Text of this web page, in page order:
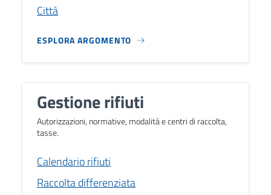
Città
ESPLORA ARGOMENTO
Gestione rifiuti
Autorizzazioni, normative, modalità e centri di raccolta,
tasse.
Calendario rifiuti
Raccolta differenziata